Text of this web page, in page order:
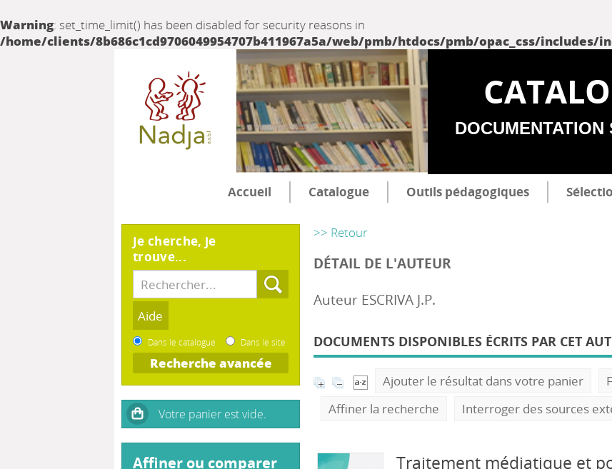
Warning: set_time_limit() has been disabled for security reasons in
/home/clients/8b686c1cd9706049954707b411967a5a/web/pmb/htdocs/pmb/opac_css/includes/
Accueil Catalogue Outils pédagogiques
>> Retour
DÉTAIL DE L'AUTEUR
Auteur ESCRIVA J.P.
DOCUMENTS DISPONIBLES ÉCRITS PAR CET
Ajouter le résultat dans votre panier
Affiner la recherche
Interroger des sources
Traitement médiatique et
Je cherche, je
trouve...
Dans le catalogue Dans le site
Recherche avancée
affiner ou comparer